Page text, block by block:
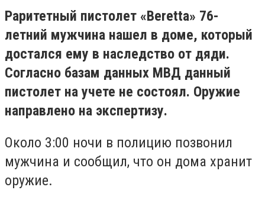
Раритетный пистолет «Beretta» 76-
летний мужчина нашел в доме, который
достался ему в наследство от дяди.
Согласно базам данных МВД данный
пистолет на учете не состоял. Оружие
направлено на экспертизу.
Около 3:00 ночи в полицию позвонил
мужчина и сообщил, что он дома хранит
оружие.